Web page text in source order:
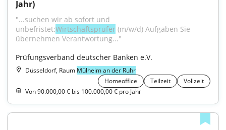
Jahr)
"...suchen wir ab sofort und
unbefristet:Wirtschaftsprüfer (m/w/d) Aufgaben Sie
übernehmen Verantwortung..."
Prüfungsverband deutscher Banken e.V.
Düsseldorf, Raum Mülheim an der Ruhr
Homeoffice
Teilzeit
Vollzeit
Von 90.000,00 € bis 100.000,00 € pro Jahr